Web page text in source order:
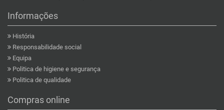
Informações
História
Responsabilidade social
Equipa
Politica de higiene e segurança
Politica de qualidade
Compras online